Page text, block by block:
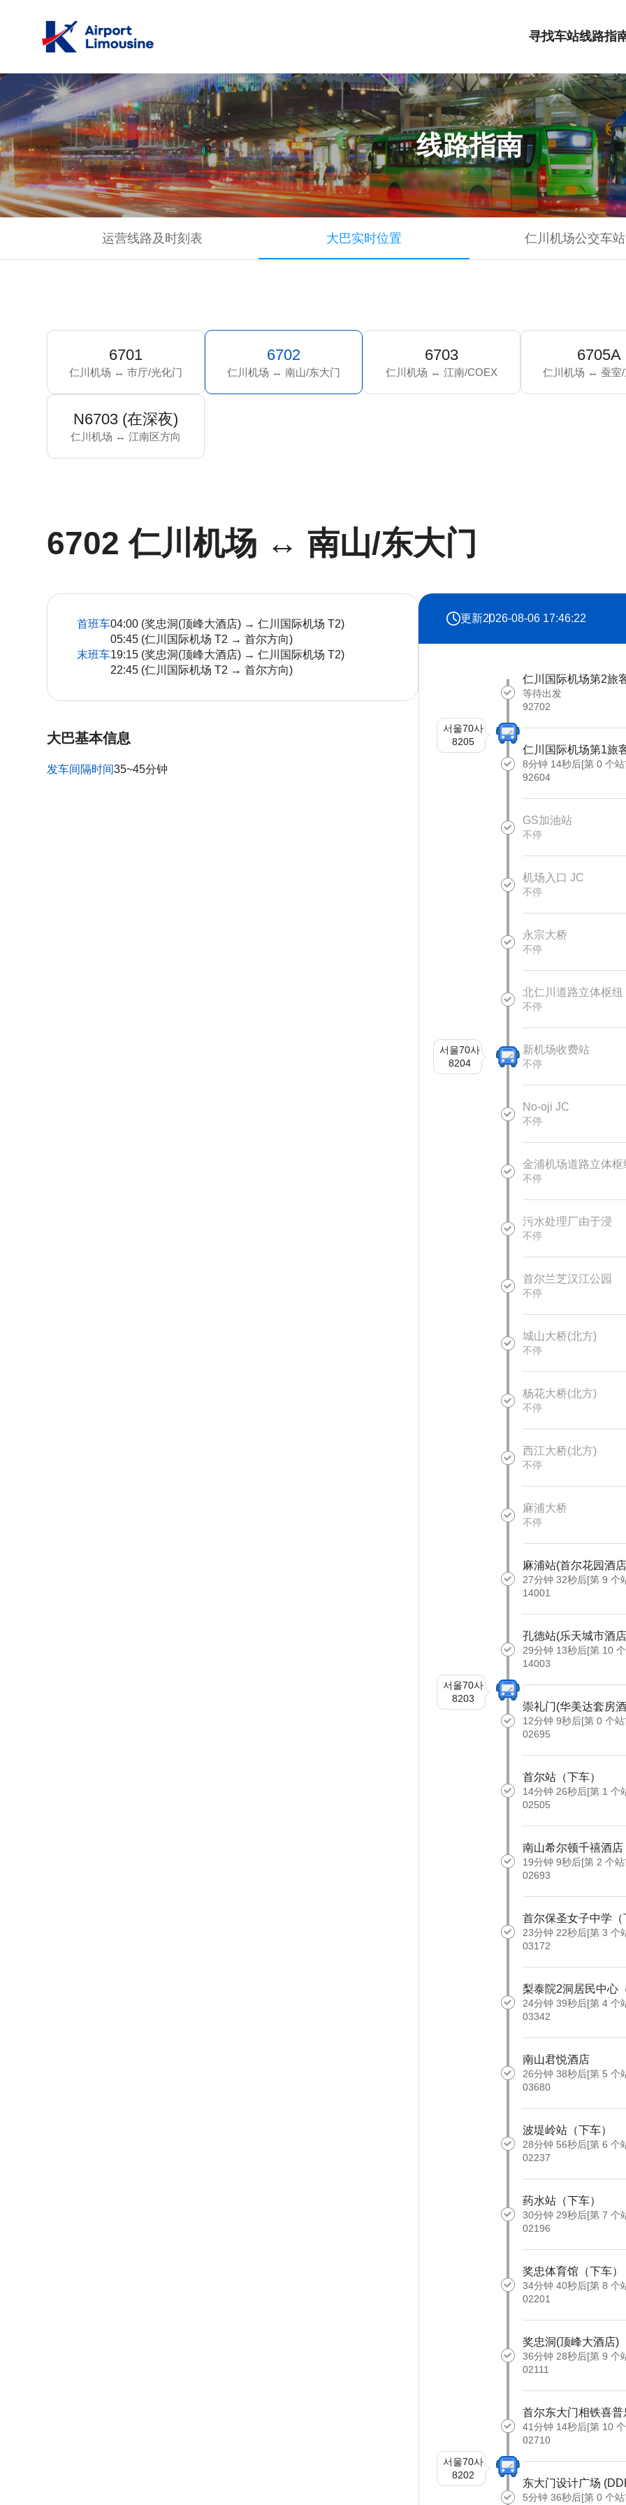
寻找车站线路指
线路指南
运营线路及时刻表 大巴实时位置 仁川机场公交车站
6701
仁川机场 ↔ 市厅/光化门
6702
仁川机场 ↔ 南山/东大门
6703
仁川机场 ↔ 江南/COEX
6705A
仁川机场 ↔ 蚕室/
N6703 (在深夜)
仁川机场 ↔ 江南区方向
6702 仁川机场 ↔ 南山/东大门
首班车04:00 (奖忠洞(顶峰大酒店) → 仁川国际机场 T2)
05:45 (仁川国际机场 T2 → 首尔方向)
末班车19:15 (奖忠洞(顶峰大酒店) → 仁川国际机场 T2)
22:45 (仁川国际机场 T2 → 首尔方向)
大巴基本信息
发车间隔时间35~45分钟
更新2026-08-06 17:46:22
仁川国际机场第2旅
等待出发
92702
서울70사
8205
仁川国际机场第1旅
8分钟 14秒后[第 0 个
92604
GS加油站
不停
机场入口 JC
不停
永宗大桥
不停
北仁川道路立体枢纽
不停
서울70사
8204
新机场收费站
不停
No-oji JC
不停
金浦机场道路立体枢
不停
污水处理厂由于浸
不停
首尔兰芝汉江公园
不停
城山大桥(北方)
不停
杨花大桥(北方)
不停
西江大桥(北方)
不停
麻浦大桥
不停
麻浦站(首尔花园酒
27分钟 32秒后[第 9 个
14001
孔德站(乐天城市酒
29分钟 13秒后[第 10
14003
서울70사
8203
崇礼门(华美达套房
12分钟 9秒后[第 0 个
02695
首尔站（下车）
14分钟 26秒后[第 1 个
02505
南山希尔顿千禧酒店
19分钟 9秒后[第 2 个
02693
首尔保圣女子中学
23分钟 22秒后[第 3 个
03172
梨泰院2洞居民中心
24分钟 39秒后[第 4 个
03342
南山君悦酒店
26分钟 38秒后[第 5 个
03680
波堤岭站（下车）
28分钟 56秒后[第 6 个
02237
药水站（下车）
30分钟 29秒后[第 7 个
02196
奖忠体育馆（下车）
34分钟 40秒后[第 8 个
02201
奖忠洞(顶峰大酒店)
36分钟 28秒后[第 9 个
02111
首尔东大门相铁喜
41分钟 14秒后[第 10
02710
서울70사
8202
东大门设计广场
5分钟 36秒后[第 0 个